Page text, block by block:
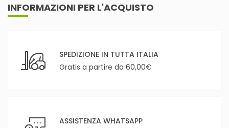
INFORMAZIONI PER L'ACQUISTO
SPEDIZIONE IN TUTTA ITALIA
Gratis a partire da 60,00€
ASSISTENZA WHATSAPP